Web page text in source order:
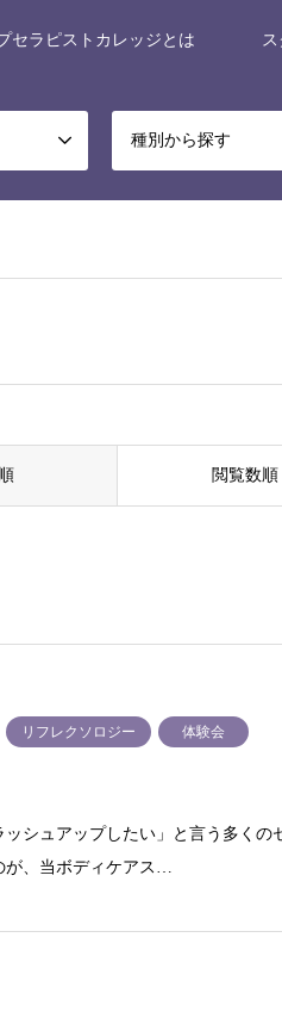
セラピストカレッジとは ス
種別から探す
閲覧数順
リフレクソロジー 体験会
シュアップしたい」と言う多くの
が、当ボディケアス…